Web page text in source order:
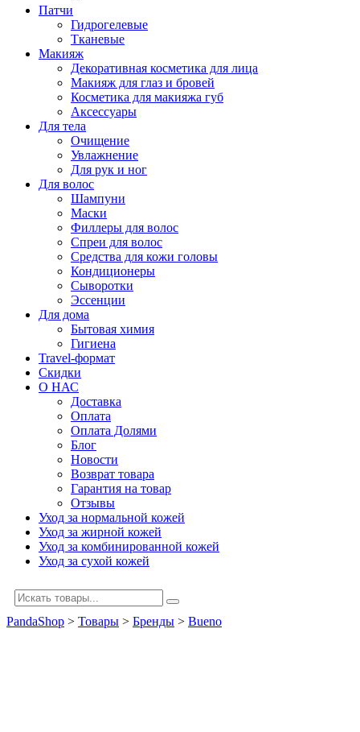
Патчи
Гидрогелевые
Тканевые
Макияж
Декоративная косметика для лица
Макияж для глаз и бровей
Косметика для макияжа губ
Аксессуары
Для тела
Очищение
Увлажнение
Для рук и ног
Для волос
Шампуни
Маски
Филлеры для волос
Спреи для волос
Средства для кожи головы
Кондиционеры
Сыворотки
Эссенции
Для дома
Бытовая химия
Гигиена
Travel-формат
Скидки
О НАС
Доставка
Оплата
Оплата Долями
Блог
Новости
Возврат товара
Гарантия на товар
Отзывы
Уход за нормальной кожей
Уход за жирной кожей
Уход за комбинированной кожей
Уход за сухой кожей
PandaShop > Товары > Бренды > Bueno